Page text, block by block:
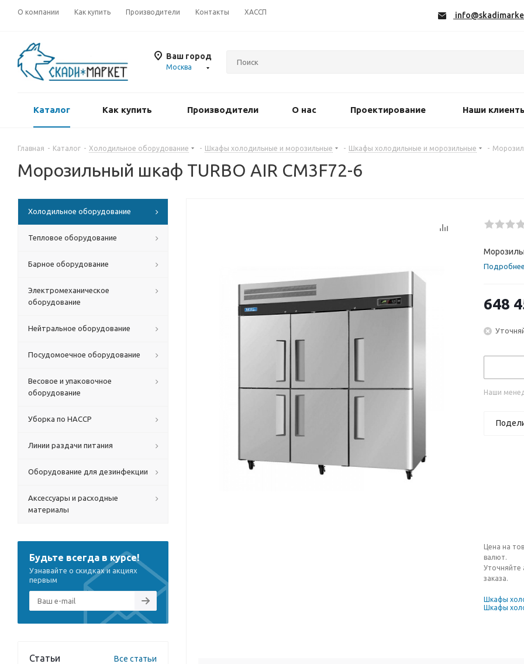
О компании Как купить Производители Контакты ХАССП
Ваш город
Москва
Каталог Как купить Производители О нас Проектирование Наши
Главная - Каталог - Холодильное оборудование - Шкафы холодильные и морозильные - Шкафы холодильные и морозильные -
Морозильный шкаф TURBO AIR CM3F72-6
Подробнее
648
Наши
Цена на
валют.
Уточняйте
заказа.
Шкафы
Шкафы
Холодильное оборудование
Тепловое оборудование
Барное оборудование
Электромеханическое
оборудование
Нейтральное оборудование
Посудомоечное оборудование
Весовое и упаковочное
оборудование
Уборка по HACCP
Линии раздачи питания
Оборудование для дезинфекции
Аксессуары и расходные
материалы
Будьте всегда в курсе!
Узнавайте о скидках и акциях
первым
Статьи Все статьи